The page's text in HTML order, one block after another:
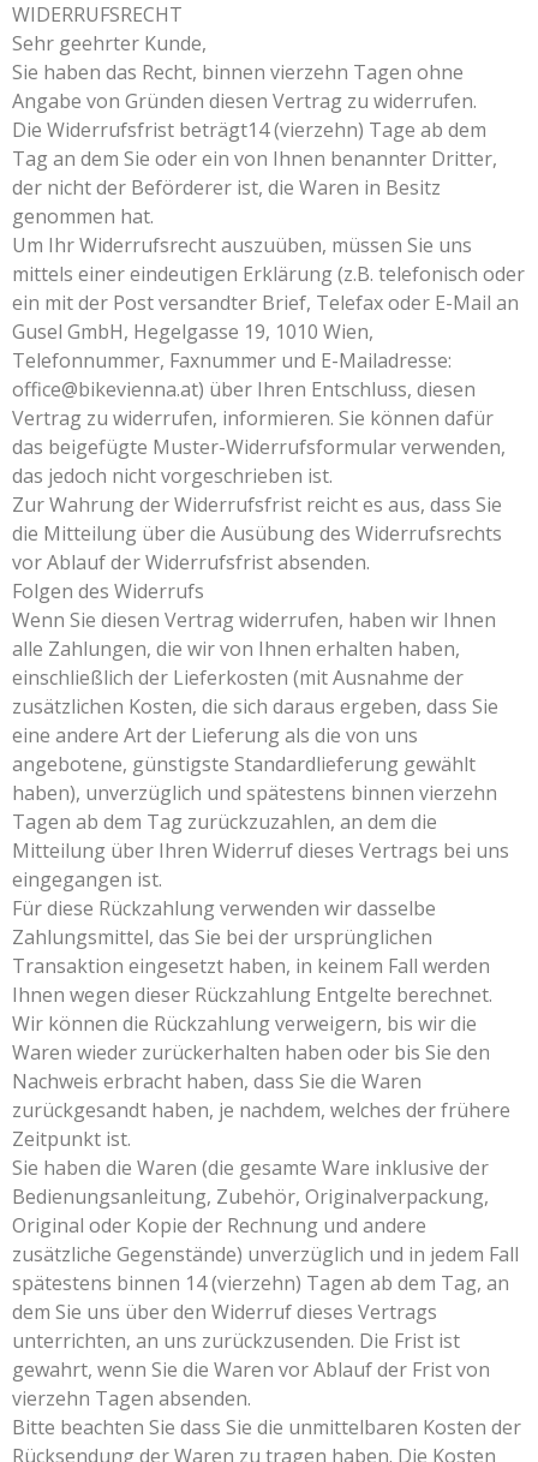
WIDERRUFSRECHT
Sehr geehrter Kunde,
Sie haben das Recht, binnen vierzehn Tagen ohne
Angabe von Gründen diesen Vertrag zu widerrufen.
Die Widerrufsfrist beträgt14 (vierzehn) Tage ab dem
Tag an dem Sie oder ein von Ihnen benannter Dritter,
der nicht der Beförderer ist, die Waren in Besitz
genommen hat.
Um Ihr Widerrufsrecht auszuüben, müssen Sie uns
mittels einer eindeutigen Erklärung (z.B. telefonisch oder
ein mit der Post versandter Brief, Telefax oder E-Mail an
Gusel GmbH, Hegelgasse 19, 1010 Wien,
Telefonnummer, Faxnummer und E-Mailadresse:
office@bikevienna.at) über Ihren Entschluss, diesen
Vertrag zu widerrufen, informieren. Sie können dafür
das beigefügte Muster-Widerrufsformular verwenden,
das jedoch nicht vorgeschrieben ist.
Zur Wahrung der Widerrufsfrist reicht es aus, dass Sie
die Mitteilung über die Ausübung des Widerrufsrechts
vor Ablauf der Widerrufsfrist absenden.
Folgen des Widerrufs
Wenn Sie diesen Vertrag widerrufen, haben wir Ihnen
alle Zahlungen, die wir von Ihnen erhalten haben,
einschließlich der Lieferkosten (mit Ausnahme der
zusätzlichen Kosten, die sich daraus ergeben, dass Sie
eine andere Art der Lieferung als die von uns
angebotene, günstigste Standardlieferung gewählt
haben), unverzüglich und spätestens binnen vierzehn
Tagen ab dem Tag zurückzuzahlen, an dem die
Mitteilung über Ihren Widerruf dieses Vertrags bei uns
eingegangen ist.
Für diese Rückzahlung verwenden wir dasselbe
Zahlungsmittel, das Sie bei der ursprünglichen
Transaktion eingesetzt haben, in keinem Fall werden
Ihnen wegen dieser Rückzahlung Entgelte berechnet.
Wir können die Rückzahlung verweigern, bis wir die
Waren wieder zurückerhalten haben oder bis Sie den
Nachweis erbracht haben, dass Sie die Waren
zurückgesandt haben, je nachdem, welches der frühere
Zeitpunkt ist.
Sie haben die Waren (die gesamte Ware inklusive der
Bedienungsanleitung, Zubehör, Originalverpackung,
Original oder Kopie der Rechnung und andere
zusätzliche Gegenstände) unverzüglich und in jedem Fall
spätestens binnen 14 (vierzehn) Tagen ab dem Tag, an
dem Sie uns über den Widerruf dieses Vertrags
unterrichten, an uns zurückzusenden. Die Frist ist
gewahrt, wenn Sie die Waren vor Ablauf der Frist von
vierzehn Tagen absenden.
Bitte beachten Sie dass Sie die unmittelbaren Kosten der
Rücksendung der Waren zu tragen haben. Die Kosten